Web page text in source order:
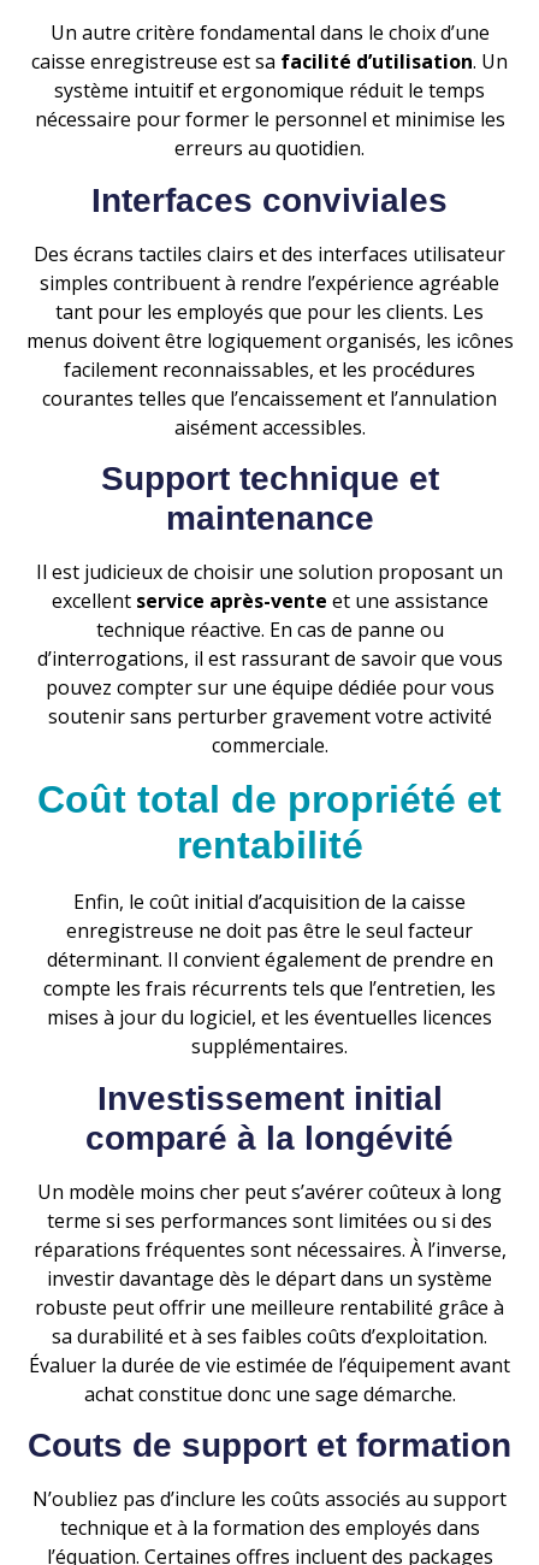
Un autre critère fondamental dans le choix d’une
caisse enregistreuse est sa facilité d’utilisation. Un
système intuitif et ergonomique réduit le temps
nécessaire pour former le personnel et minimise les
erreurs au quotidien.
Interfaces conviviales
Des écrans tactiles clairs et des interfaces utilisateur
simples contribuent à rendre l’expérience agréable
tant pour les employés que pour les clients. Les
menus doivent être logiquement organisés, les icônes
facilement reconnaissables, et les procédures
courantes telles que l’encaissement et l’annulation
aisément accessibles.
Support technique et
maintenance
Il est judicieux de choisir une solution proposant un
excellent service après-vente et une assistance
technique réactive. En cas de panne ou
d’interrogations, il est rassurant de savoir que vous
pouvez compter sur une équipe dédiée pour vous
soutenir sans perturber gravement votre activité
commerciale.
Coût total de propriété et
rentabilité
Enfin, le coût initial d’acquisition de la caisse
enregistreuse ne doit pas être le seul facteur
déterminant. Il convient également de prendre en
compte les frais récurrents tels que l’entretien, les
mises à jour du logiciel, et les éventuelles licences
supplémentaires.
Investissement initial
comparé à la longévité
Un modèle moins cher peut s’avérer coûteux à long
terme si ses performances sont limitées ou si des
réparations fréquentes sont nécessaires. À l’inverse,
investir davantage dès le départ dans un système
robuste peut offrir une meilleure rentabilité grâce à
sa durabilité et à ses faibles coûts d’exploitation.
Évaluer la durée de vie estimée de l’équipement avant
achat constitue donc une sage démarche.
Couts de support et formation
N’oubliez pas d’inclure les coûts associés au support
technique et à la formation des employés dans
l’équation. Certaines offres incluent des packages